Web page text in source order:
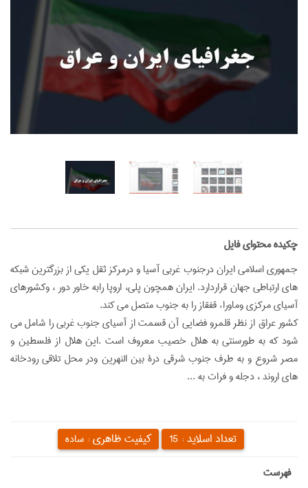
‌چکیده محتوای فایل
جمهوري اسلامي ايران درجنوب غربي آسيا و درمركز ثقل يكي از بزرگترين شبكه
هاي ارتباطي جهان قراردارد. ايران همچون پلي، اروپا رابه خاور دور ، وكشورهاي
آسياي مركزي وماوراء قفقاز را به جنوب متصل مي كند.
كشور عراق از نظر قلمرو فضايي آن قسمت از آسياي جنوب غربي را شامل مي
شود كه به طورسنتي به هلال خصيب معروف است .اين هلال از فلسطين و
مصر شروع و به طرف جنوب شرقي درة بين النهرين ودر محل تلاقی رودخانه
هاي اروند ، دجله و فرات به ...
کیفیت ظاهری :ساده تعداد اسلاید :15
‌فهرست